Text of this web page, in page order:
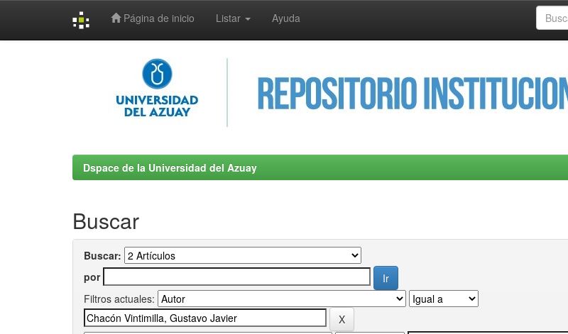
Página de inicio Listar Ayuda
Dspace de la Universidad del Azuay
Buscar
Buscar:
por
Filtros actuales: